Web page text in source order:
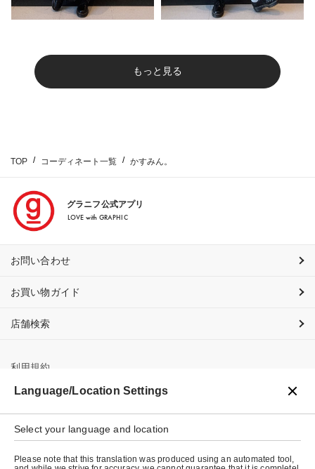
もっと見る
TOP コーディネート一覧 かすみん。
グラニフ公式アプリ
LOVE with GRAPHIC
お問い合わせ
お買い物ガイド
店舗検索
利用規約
プライバシーポリシー
特定商取引法に基づく表示
会社概要
Language/Location Settings
Select your language and location
Please note that this translation was produced using an automated tool,